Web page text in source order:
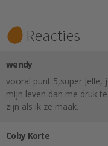
Reacties
wendy
vooral punt 5,super Jelle,
mijn leven dan me druk
zijn als ik ze maak.
Coby Korte